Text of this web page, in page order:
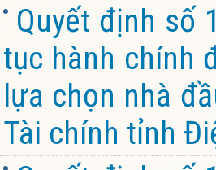
Quyết định số
tục hành chính
lựa chọn nhà
Tài chính tỉnh